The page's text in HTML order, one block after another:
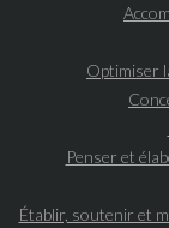
Optimiser
Penser et
Établir, soutenir et